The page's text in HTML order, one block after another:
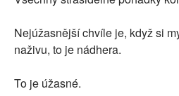
Nejúžasnější chvíle je, když si
naživu, to je nádhera.
To je úžasné.